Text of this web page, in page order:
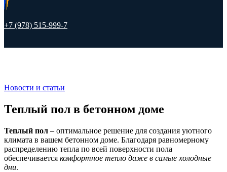
+7 (978) 515-999-7
Новости и статьи
Теплый пол в бетонном доме
Теплый пол – оптимальное решение для создания уютного
климата в вашем бетонном доме. Благодаря равномерному
распределению тепла по всей поверхности пола
обеспечивается комфортное тепло даже в самые холодные
дни.